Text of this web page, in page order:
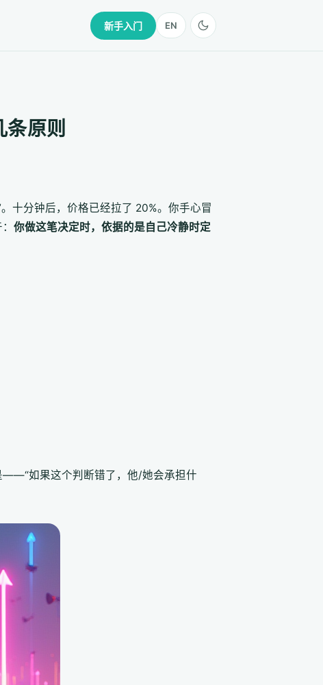
新手入门 EN
条原则
十分钟后，价格已经拉了 20%。你手心冒
你做这笔决定时，依据的是自己冷静时定
——“如果这个判断错了，他/她会承担什